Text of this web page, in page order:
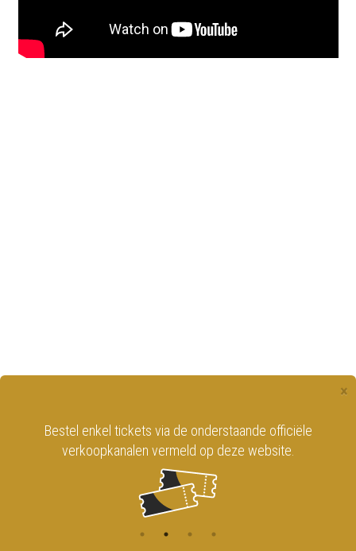
×
Bestel enkel tickets via de onderstaande officiële
verkoopkanalen vermeld op deze website.